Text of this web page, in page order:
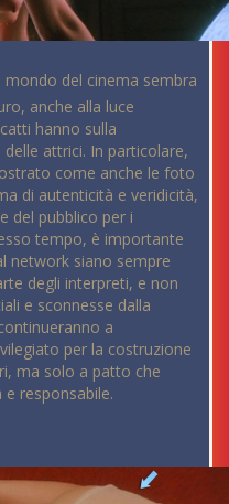
del cinema sembra
anche alla luce
hanno sulla
attrici. In particolare,
come anche le foto
di autenticità e veridicità,
del pubblico per i
tempo, è importante
network siano sempre
degli interpreti, e non
e sconnesse dalla
a
per la costruzione
ma solo a patto che
responsabile.